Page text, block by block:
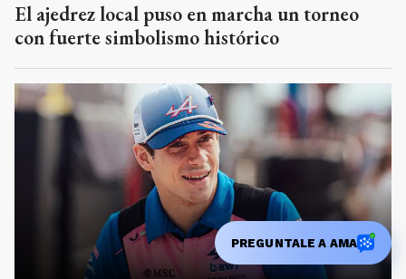
El ajedrez local puso en marcha un torneo
con fuerte simbolismo histórico
PREGUNTALE A AMA